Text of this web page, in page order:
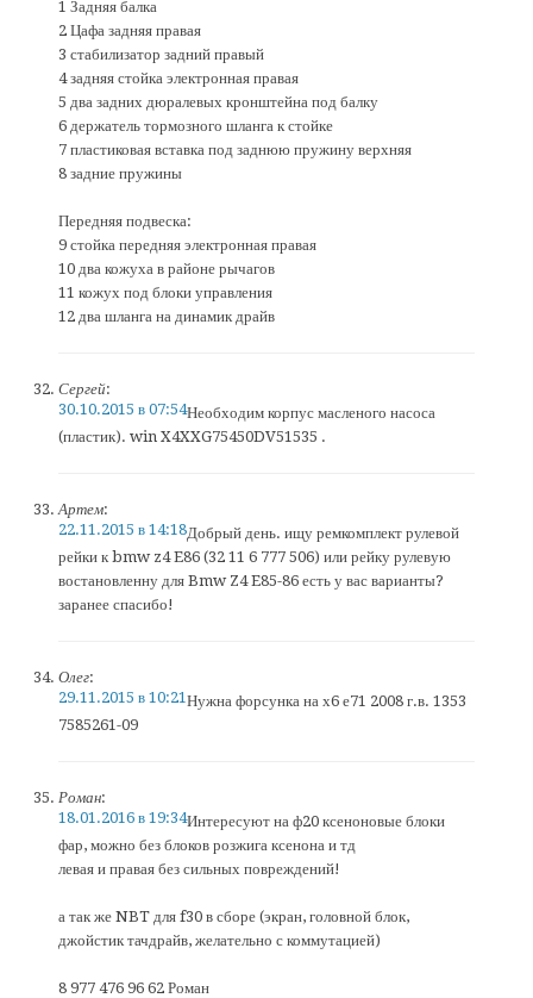
1 Задняя балка
2 Цафа задняя правая
3 стабилизатор задний правый
4 задняя стойка электронная правая
5 два задних дюралевых кронштейна под балку
6 держатель тормозного шланга к стойке
7 пластиковая вставка под заднюю пружину верхняя
8 задние пружины
Передняя подвеска:
9 стойка передняя электронная правая
10 два кожуха в районе рычагов
11 кожух под блоки управления
12 два шланга на динамик драйв
Сергей:
30.10.2015 в 07:54Необходим корпус масленого насоса
(пластик). win X4XXG75450DV51535 .
Артем:
22.11.2015 в 14:18Добрый день. ищу ремкомплект рулевой
рейки к bmw z4 E86 (32 11 6 777 506) или рейку рулевую
востановленну для Bmw Z4 E85-86 есть у вас варианты?
заранее спасибо!
Олег:
29.11.2015 в 10:21Нужна форсунка на х6 е71 2008 г.в. 1353
7585261-09
Роман:
18.01.2016 в 19:34Интересуют на ф20 ксеноновые блоки
фар, можно без блоков розжига ксенона и тд
левая и правая без сильных повреждений!
а так же NBT для f30 в сборе (экран, головной блок,
джойстик тачдрайв, желательно с коммутацией)
8 977 476 96 62 Роман